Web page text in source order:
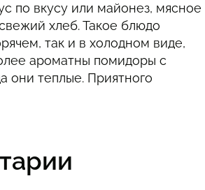
по вкусу или майонез, мясное
хлеб. Такое блюдо
так и в холодном виде,
ароматны помидоры с
они теплые. Приятного